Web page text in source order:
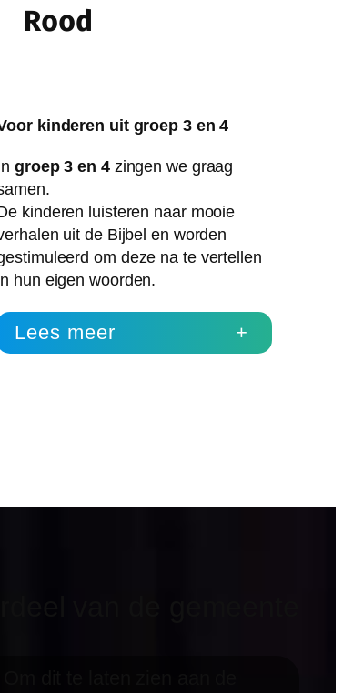
Rood
kinderen uit groep 3 en 4
groep 3 en 4zingen we graag
kinderen luisteren naar mooie
uit de Bijbel en worden
om deze na te vertellen
hun eigen woorden.
Lees meer +
dit te laten zien aan de